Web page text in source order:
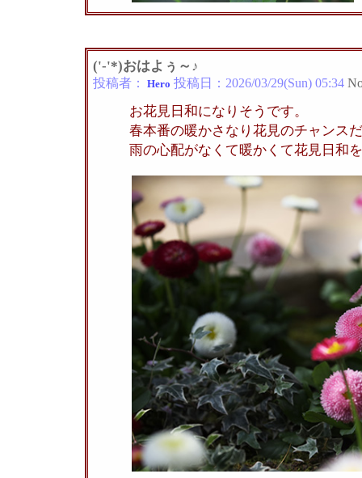
('-'*)おはよぅ～♪
投稿者： Hero 投稿日： 2026/03/29(Sun) 05:34
お花見日和になりそうです。
春本番の暖かさなり花見のチャンス
雨の心配がなくて暖かくて花見日和